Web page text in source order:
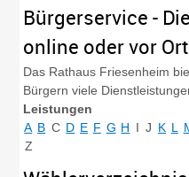
Bürgerservice -
online oder vor Ort
Das Rathaus Friesenheim
Bürgern viele
Leistungen
A B C D E F G H I J K L
Z